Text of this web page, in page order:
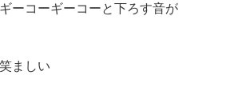
ーコーギーコーと下ろす音が
ましい